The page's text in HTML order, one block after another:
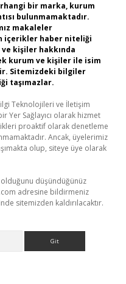
bir marka, kurum
bulunmamaktadır.
makaleler
içerikler haber niteliği
kişiler hakkında
kurum ve kişiler ile isim
Sitemizdeki bilgiler
taşımazlar.
Teknolojileri ve İletişim
Yer Sağlayıcı olarak hizmet
proaktif olarak denetleme
Ancak, üyelerimiz
olup, siteye üye olarak
olduğunu düşündüğünüz
adresine bildirmeniz
sitemizden kaldırılacaktır.